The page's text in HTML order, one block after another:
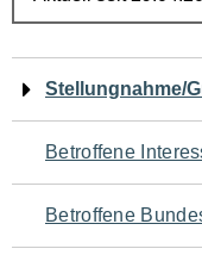
Navigation
für
den
Seiteninhalt
Stellungnahme/
Betroffene
Betroffene